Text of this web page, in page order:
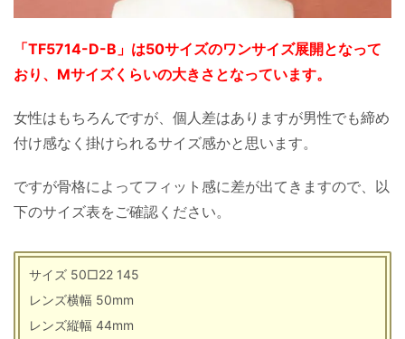
「TF5714-D-B」は50サイズのワンサイズ展開となって
おり、Mサイズくらいの大きさとなっています。
女性はもちろんですが、個人差はありますが男性でも締め
付け感なく掛けられるサイズ感かと思います。
ですが骨格によってフィット感に差が出てきますので、以
下のサイズ表をご確認ください。
サイズ 50□22 145
レンズ横幅 50mm
レンズ縦幅 44mm